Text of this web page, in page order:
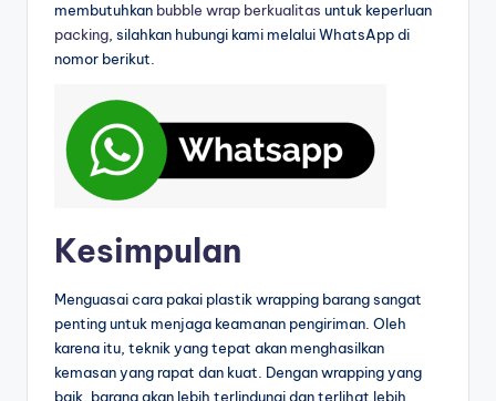
membutuhkan bubble wrap berkualitas untuk keperluan
packing, silahkan hubungi kami melalui WhatsApp di
nomor berikut.
Kesimpulan
Menguasai cara pakai plastik wrapping barang sangat
penting untuk menjaga keamanan pengiriman. Oleh
karena itu, teknik yang tepat akan menghasilkan
kemasan yang rapat dan kuat. Dengan wrapping yang
baik, barang akan lebih terlindungi dan terlihat lebih